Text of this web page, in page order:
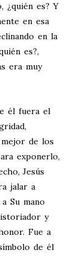
¿quién es? Y
en esa
en la
es?,
era muy
él fuera el
de los
exponerlo,
Jesús
jalar a
Su mano
y
Fue a
de él